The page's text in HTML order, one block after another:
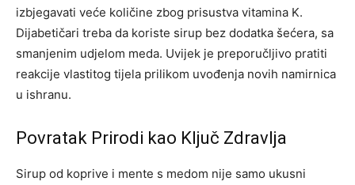
izbjegavati veće količine zbog prisustva vitamina K.
Dijabetičari treba da koriste sirup bez dodatka šećera, sa
smanjenim udjelom meda. Uvijek je preporučljivo pratiti
reakcije vlastitog tijela prilikom uvođenja novih namirnica
u ishranu.
Povratak Prirodi kao Ključ Zdravlja
Sirup od koprive i mente s medom nije samo ukusni